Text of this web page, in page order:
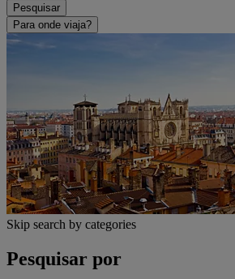
Pesquisar
Para onde viaja?
Skip search by categories
Pesquisar por